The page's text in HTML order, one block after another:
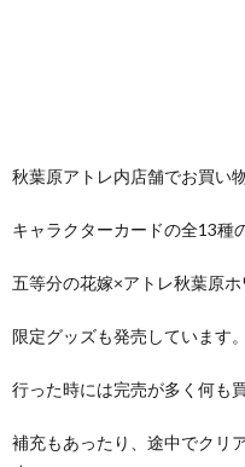
秋葉原アトレ内店舗でお買い
キャラクターカードの全13種
五等分の花嫁×アトレ秋葉原
限定グッズも発売しています。
行った時には完売が多く何も
補充もあったり、途中でクリ